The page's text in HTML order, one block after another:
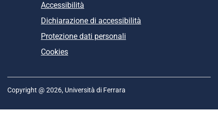
Accessibilità
Dichiarazione di accessibilità
Protezione dati personali
Cookies
Copyright @ 2026, Università di Ferrara